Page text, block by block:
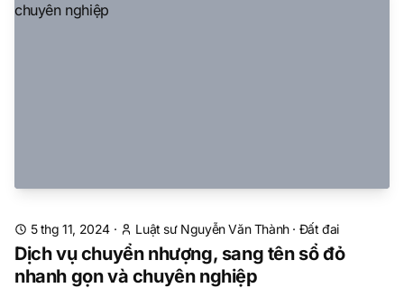
5 thg 11, 2024 · Luật sư Nguyễn Văn Thành· Đất đai
Dịch vụ chuyển nhượng, sang tên sổ đỏ
nhanh gọn và chuyên nghiệp